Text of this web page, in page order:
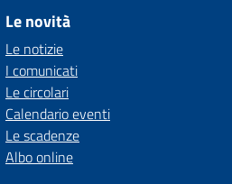
Le novità
Le notizie
I comunicati
Le circolari
Calendario eventi
Le scadenze
Albo online